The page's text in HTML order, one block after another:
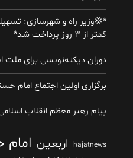
*💢وزیر راه و شهرسازی:
کمتر از ۳ روز پرداخت شد*
دوران دیکته‌نویسی برای ملت
برگزاری اولین اجتماع امام
پیام رهبر معظم انقلاب
hajatnews اربعین